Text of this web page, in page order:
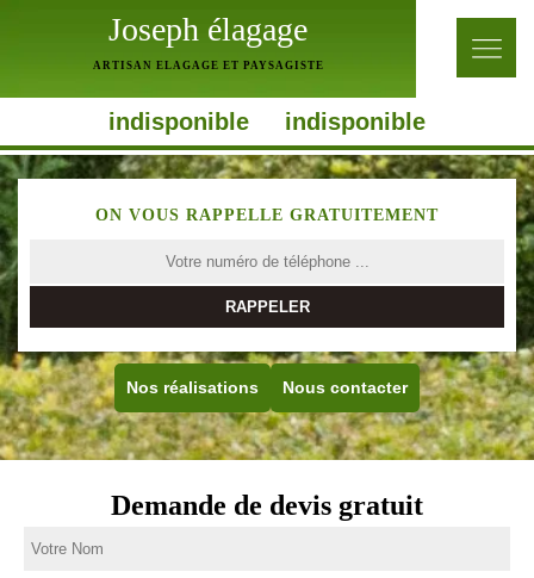
Joseph élagage
ARTISAN ELAGAGE ET PAYSAGISTE
indisponible indisponible
ON VOUS RAPPELLE GRATUITEMENT
Nos réalisations Nous contacter
Demande de devis gratuit